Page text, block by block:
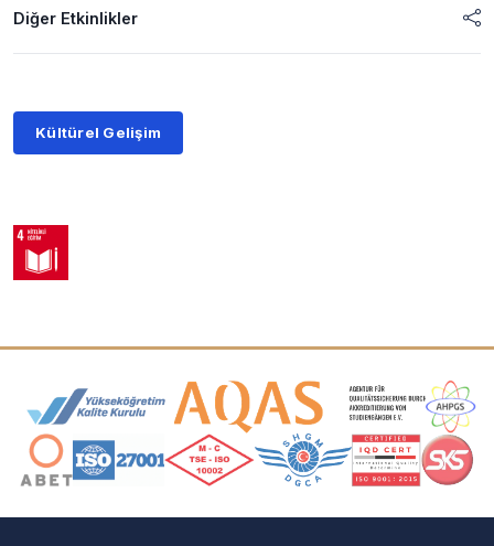
Diğer Etkinlikler
Kültürel Gelişim
Akreditasyon ve Üyelik Logoları